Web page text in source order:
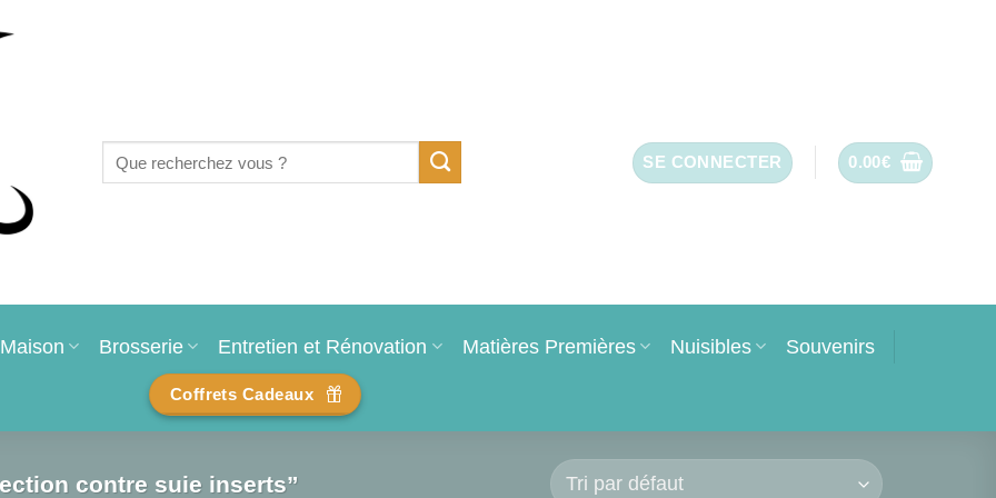
pour :
SE CONNECTER 0.00€
Maison Brosserie Entretien et Rénovation Matières Premières Nuisibles Souvenirs
Coffrets Cadeaux
contre suie inserts”